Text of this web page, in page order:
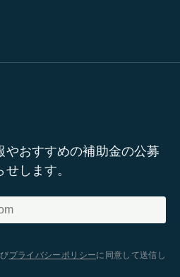
やおすすめの補助金の公募
します。
プライバシーポリシーに同意して送信し